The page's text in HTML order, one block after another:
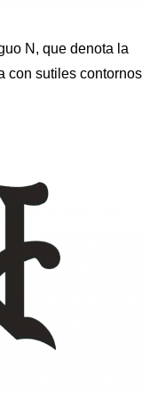
N, que denota la
con sutiles contornos